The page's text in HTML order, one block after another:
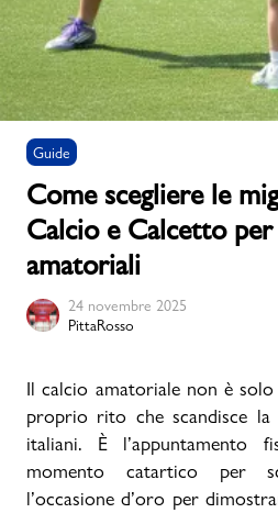
Uomo
Sport
Accedi | Registrati
Carrello
Guide
Come scegliere le
Calcio e Calcetto
amatoriali
24 novembre 2025
PittaRosso
Il calcio amatoriale non è
proprio rito che scandisce
italiani. È
momento catartico per
l’occasione d’oro per